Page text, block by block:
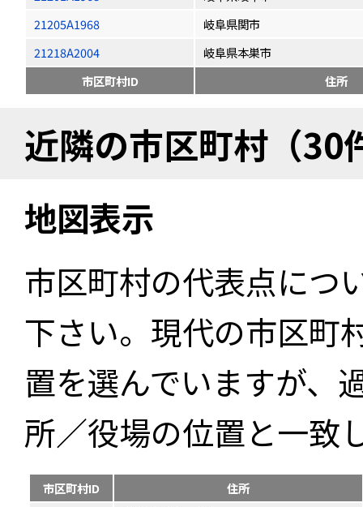
21205A1968
岐阜県関市
21218A2004
岐阜県本巣市
市区町村ID
住所
近隣の市区町村（30
地図表示
市区町村の代表点につ
下さい。現代の市区町
置を選んでいますが、
所／役場の位置と一致
市区町村ID
住所